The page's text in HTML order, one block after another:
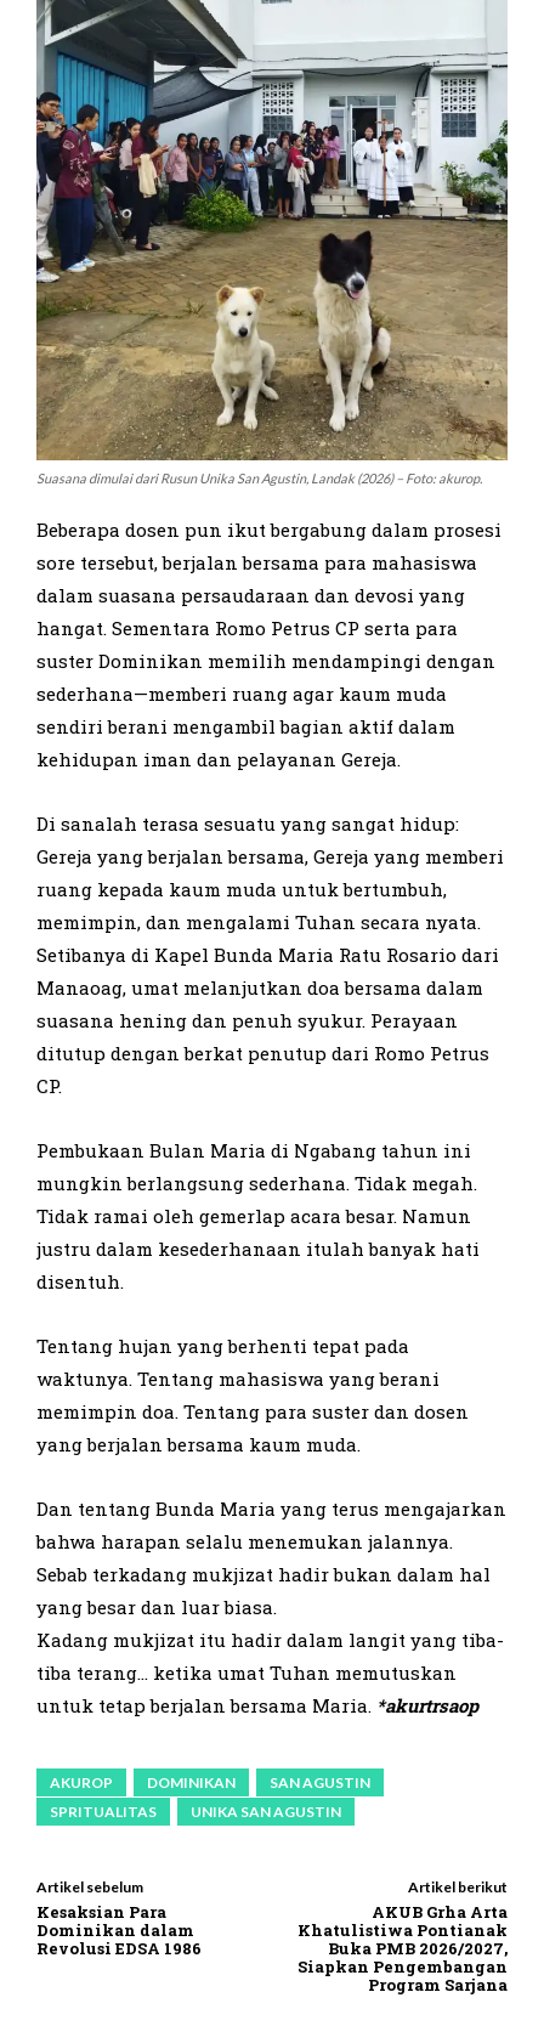
Suasana dimulai dari Rusun Unika San Agustin, Landak (2026) – Foto: akurop.
Beberapa dosen pun ikut bergabung dalam prosesi
sore tersebut, berjalan bersama para mahasiswa
dalam suasana persaudaraan dan devosi yang
hangat. Sementara Romo Petrus CP serta para
suster Dominikan memilih mendampingi dengan
sederhana—memberi ruang agar kaum muda
sendiri berani mengambil bagian aktif dalam
kehidupan iman dan pelayanan Gereja.
Di sanalah terasa sesuatu yang sangat hidup:
Gereja yang berjalan bersama, Gereja yang memberi
ruang kepada kaum muda untuk bertumbuh,
memimpin, dan mengalami Tuhan secara nyata.
Setibanya di Kapel Bunda Maria Ratu Rosario dari
Manaoag, umat melanjutkan doa bersama dalam
suasana hening dan penuh syukur. Perayaan
ditutup dengan berkat penutup dari Romo Petrus
CP.
Pembukaan Bulan Maria di Ngabang tahun ini
mungkin berlangsung sederhana. Tidak megah.
Tidak ramai oleh gemerlap acara besar. Namun
justru dalam kesederhanaan itulah banyak hati
disentuh.
Tentang hujan yang berhenti tepat pada
waktunya. Tentang mahasiswa yang berani
memimpin doa. Tentang para suster dan dosen
yang berjalan bersama kaum muda.
Dan tentang Bunda Maria yang terus mengajarkan
bahwa harapan selalu menemukan jalannya.
Sebab terkadang mukjizat hadir bukan dalam hal
yang besar dan luar biasa.
Kadang mukjizat itu hadir dalam langit yang tiba-
tiba terang… ketika umat Tuhan memutuskan
untuk tetap berjalan bersama Maria. *akurtrsaop
AKUROP DOMINIKAN
SAN AGUSTIN
SPRITUALITAS
UNIKA SAN AGUSTIN
Artikel sebelum
Kesaksian Para
Dominikan dalam
Revolusi EDSA 1986
Artikel berikut
AKUB Grha Arta
Khatulistiwa Pontianak
Buka PMB 2026/2027,
Siapkan Pengembangan
Program Sarjana